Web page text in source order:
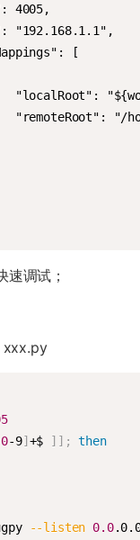
4005,
"192.168.1.1",
[
"localRoot":
"remoteRoot": "/
调试；
xxx.py
0-9] +$ ] ] ;
then
--listen 0.0